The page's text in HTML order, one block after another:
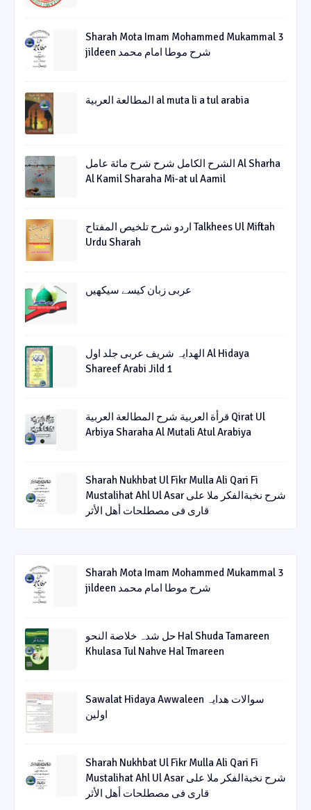
Sharah Mota Imam Mohammed Mukammal 3
jildeen شرح موطا امام محمد
المطالعة العربية al muta li a tul arabia
الشرح الکامل شرح شرح مائة عامل Al Sharha
Al Kamil Sharaha Mi-at ul Aamil
اردو شرح تلخیص المفتاح Talkhees Ul Miftah
Urdu Sharah
عربی زبان کیسے سیکھیں
الھدایہ شریف عربی جلد اول Al Hidaya
Shareef Arabi Jild 1
قرأة العربیة شرح المطالعة العربیة Qirat Ul
Arbiya Sharaha Al Mutali Atul Arabiya
Sharah Nukhbat Ul Fikr Mulla Ali Qari Fi
Mustalihat Ahl Ul Asar شرح نخبةالفکر ملا علی
قاری فی مصطلحات أھل الأثر
Sharah Mota Imam Mohammed Mukammal 3
jildeen شرح موطا امام محمد
حل شدہ خلاصة النحو Hal Shuda Tamareen
Khulasa Tul Nahve Hal Tmareen
Sawalat Hidaya Awwaleen سوالات ھدایہ
اولین
Sharah Nukhbat Ul Fikr Mulla Ali Qari Fi
Mustalihat Ahl Ul Asar شرح نخبةالفکر ملا علی
قاری فی مصطلحات أھل الأثر